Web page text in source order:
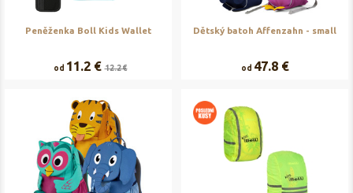
Peněženka Boll Kids Wallet
od 11.2 € 12.2 €
Dětský batoh Affenzahn - small
od 47.8 €